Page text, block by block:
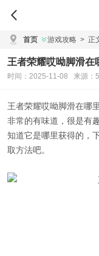
首页 游戏攻略 > 正
王者荣耀哎呦脚滑在
时间：2025-11-08 来源：
王者荣耀哎呦脚滑在哪
非常的有味道，很是有
知道它是哪里获得的，
取方法吧。